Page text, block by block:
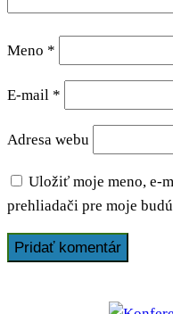
Meno *
E-mail *
Adresa webu
Uložiť moje meno, e-
prehliadači pre moje